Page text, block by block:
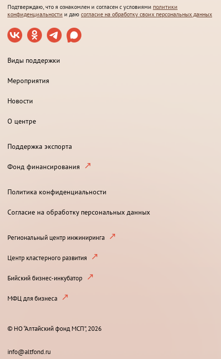
Подтверждаю, что я ознакомлен и согласен с условиями политики
конфиденциальности и даю согласие на обработку своих персональных данных
Виды поддержки
Мероприятия
Новости
О центре
Поддержка экспорта
Фонд финансирования
Политика конфиденциальности
Согласие на обработку персональных данных
Региональный центр инжиниринга
Центр кластерного развития
Бийский бизнес-инкубатор
МФЦ для бизнеса
© НО “Алтайский фонд МСП”, 2026
info@altfond.ru